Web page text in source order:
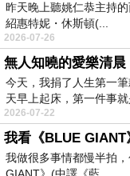
昨天晚上聽姚仁恭主持
紹惠特妮・休斯頓(...
2026-07-26
無人知曉的愛樂清晨
今天，我捐了人生第一
天早上起床，第一件事就
2026-07-22
我看《BLUE GIANT
我做很多事情都慢半拍